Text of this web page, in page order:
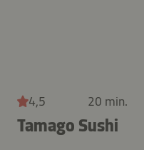
4,5 20 min.
Tamago Sushi